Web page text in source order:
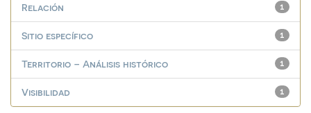
1
Relación
1
Sitio específico
1
Territorio – Análisis histórico
1
Visibilidad